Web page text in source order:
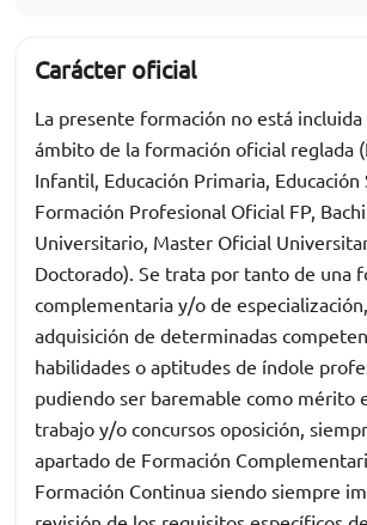
Carácter oficial
La presente formación no está
ámbito de la formación oficial reglada
Infantil, Educación Primaria, Educación
Formación Profesional Oficial FP,
Universitario, Master Oficial
Doctorado). Se trata por tanto de una
complementaria y/o de
adquisición de determinadas
habilidades o aptitudes de índole
pudiendo ser baremable como mérito
trabajo y/o concursos oposición,
apartado de Formación
Formación Continua siendo siempre